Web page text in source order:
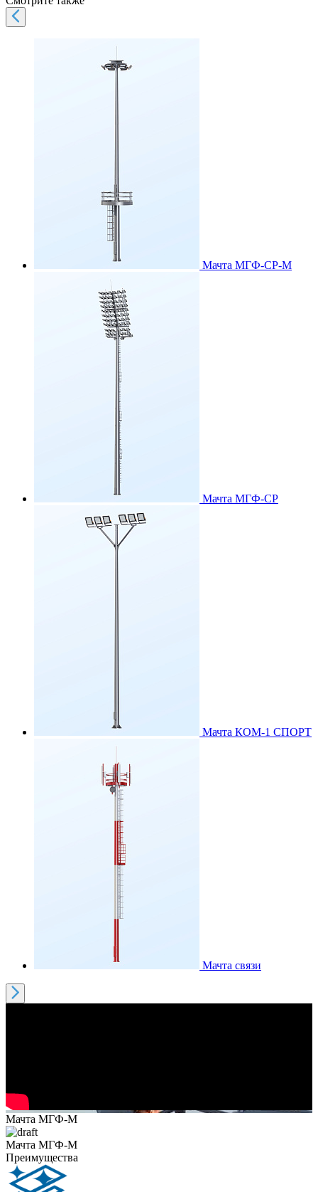
Мачта МГФ-СР-М
Мачта МГФ-СР
Мачта КОМ-1 СПОРТ
Мачта связи
Мачта МГФ-М
Мачта МГФ-М
Преимущества